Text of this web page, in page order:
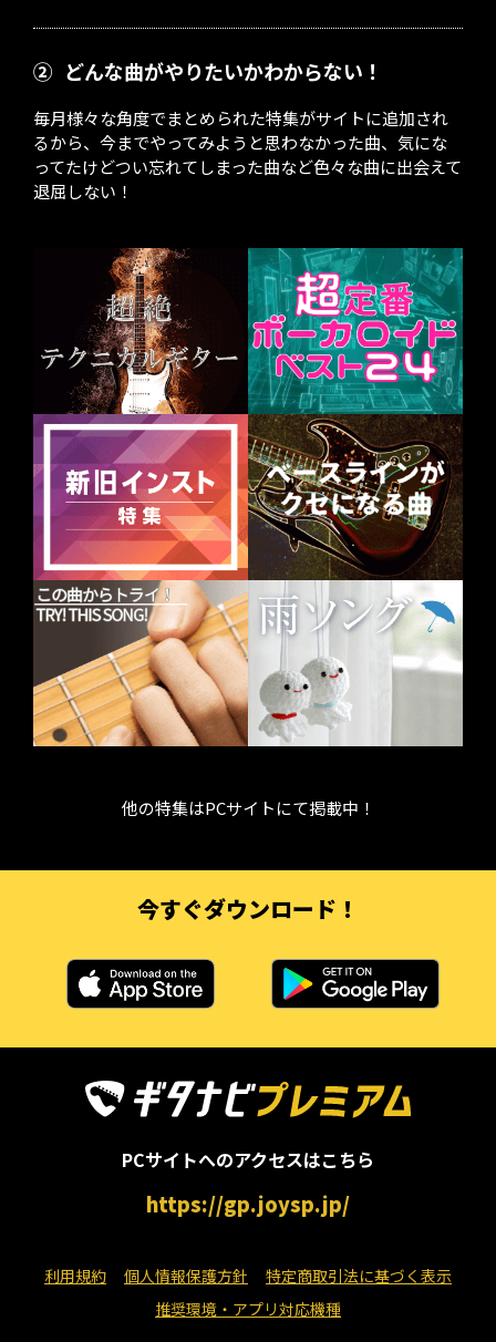
② どんな曲がやりたいかわからない！
毎月様々な角度でまとめられた特集がサイトに追加され
るから、今までやってみようと思わなかった曲、気にな
ってたけどつい忘れてしまった曲など色々な曲に出会えて
退屈しない！
他の特集はPCサイトにて掲載中！
今すぐダウンロード！
PCサイトへのアクセスはこちら
https://gp.joysp.jp/
利用規約 個人情報保護方針
特定商取引法に基づく表示
推奨環境・アプリ対応機種